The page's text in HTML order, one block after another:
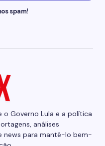
spam!
Governo Lula e a política
análises
news para mantê-lo bem-